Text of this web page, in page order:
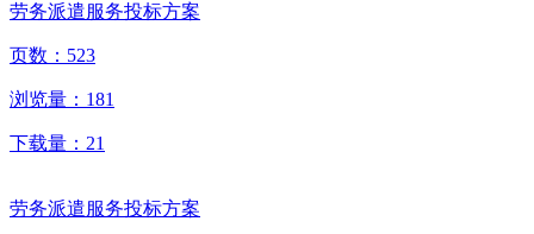
劳务派遣服务投标方案
页数： 523
浏览量： 181
下载量： 21
劳务派遣服务投标方案